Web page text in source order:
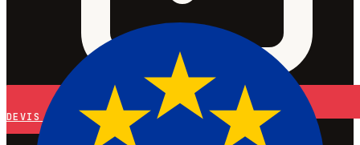
DEVIS